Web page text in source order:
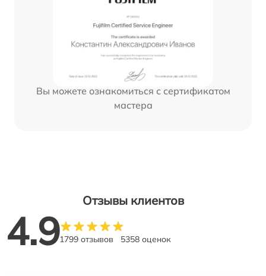
Вы можете ознакомиться с сертификатом
мастера
Отзывы клиентов
4.91799 отзывов 5358 оценок